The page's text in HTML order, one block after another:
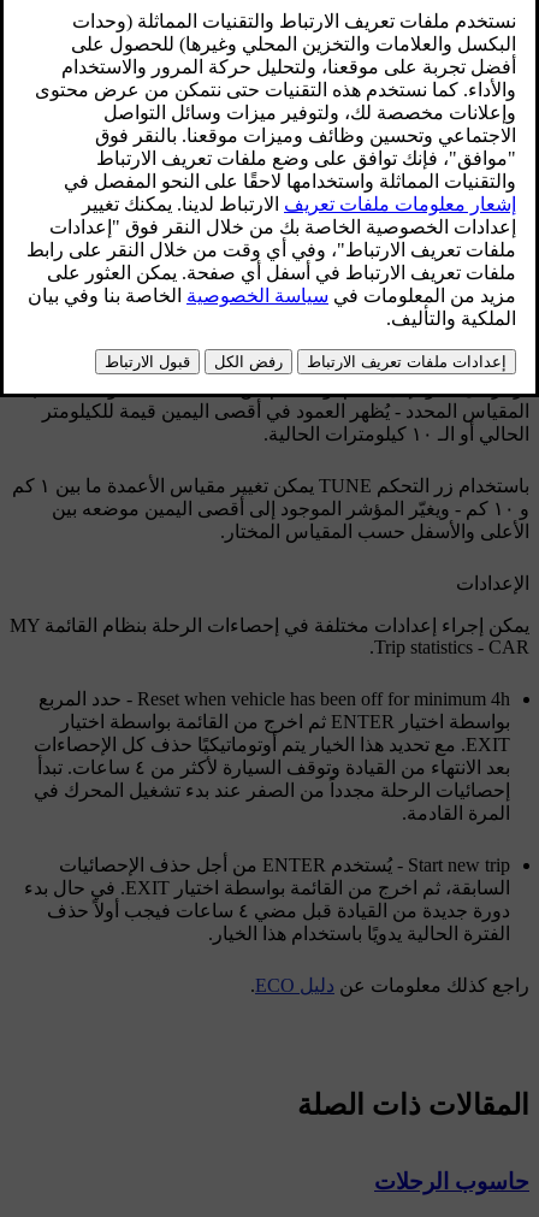
محدّث ٠٨‏/٠٦‏/٢٠٢٣
الوظيفة
افتح نظام القائمة MY CAR ثم حددTrip statisticsلمشاهدة
الرسم التخطيطي.
يرمز كل عمود إلى١ كم أو١٠ كم
من المسافة المقطوعة، حسب
المقياس المحدد - يُظهر العمود في أقصى اليمين قيمة للكيلومتر
الحالي أو الـ ١٠ كيلومترات الحالية.
باستخدام زر التحكم TUNE يمكن تغيير مقياس الأعمدة ما بين ١ كم
و
- ويغيّر المؤشر الموجود إلى أقصى اليمين موضعه بين
الأعلى والأسفل حسب المقياس المختار.
الإعدادات
يمكن إجراء إعدادات مختلفة في إحصاءات الرحلة بنظام القائمة MY
CAR
Trip statistics
.
Reset when vehicle has been off for minimum 4h - حدد المربع
بواسطة اختيار ENTER ثم اخرج من القائمة بواسطة اختيار
EXIT. مع تحديد هذا الخيار يتم أوتوماتيكيًا حذف كل الإحصاءات
بعد الانتهاء من القيادة وتوقف السيارة لأكثر من ٤ ساعات
. تبدأ
إحصائيات الرحلة مجدداً من الصفر عند بدء تشغيل المحرك في
المرة القادمة.
Start new trip - يُستخدم ENTER من أجل حذف الإحصائيات
السابقة، ثم اخرج من القائمة بواسطة اختيار EXIT. في حال بدء
دورة جديدة من القيادة قبل مضي ٤ ساعات
فيجب أولاً حذف
الفترة الحالية يدويًا باستخدام هذا الخيار.
راجع كذلك معلومات عن دليل ECO .
المقالات ذات الصلة
حاسوب الرحلات